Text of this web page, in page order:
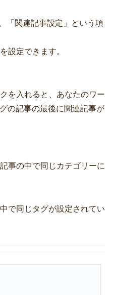
「関連記事設定」という項
設定できます。
を入れると、あなたのワー
の記事の最後に関連記事が
事の中で同じカテゴリーに
で同じタグが設定されてい